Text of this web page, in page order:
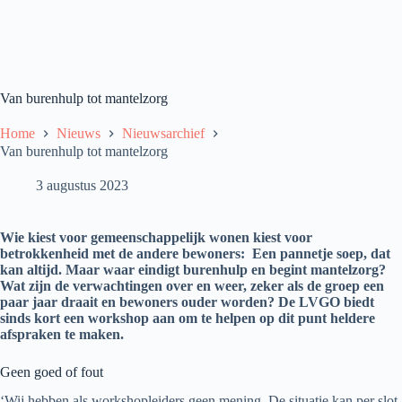
Van burenhulp tot mantelzorg
Home Nieuws
Nieuwsarchief
Van burenhulp tot mantelzorg
3 augustus 2023
Wie kiest voor gemeenschappelijk wonen kiest voor
betrokkenheid met de andere bewoners: Een pannetje soep, dat
kan altijd. Maar waar eindigt burenhulp en begint mantelzorg?
Wat zijn de verwachtingen over en weer, zeker als de groep een
paar jaar draait en bewoners ouder worden? De LVGO biedt
sinds kort een workshop aan om te helpen op dit punt heldere
afspraken te maken.
Geen goed of fout